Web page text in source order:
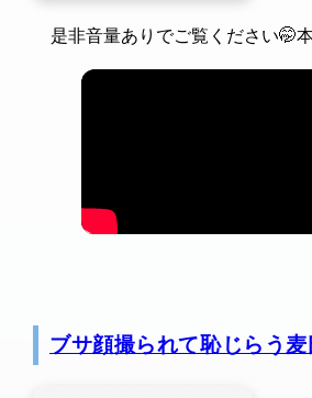
是非音量ありでご覧ください🤭
ブサ顔撮られて恥じらう麦